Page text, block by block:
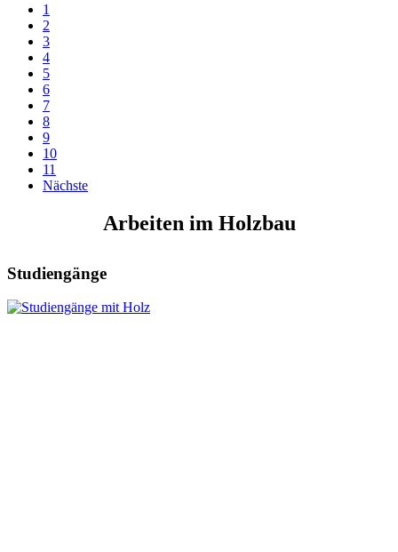
1
2
3
4
5
6
7
8
9
10
11
Nächste
Arbeiten im Holzbau
Studiengänge